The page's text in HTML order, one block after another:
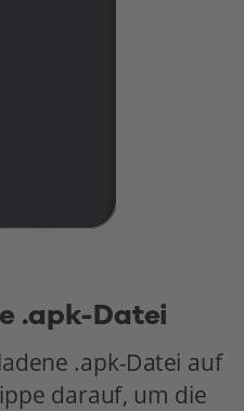
.apk-Datei
.apk-Datei auf
darauf, um die